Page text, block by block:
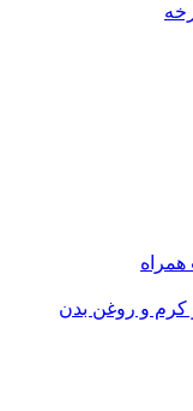
کرم و روغن بدن